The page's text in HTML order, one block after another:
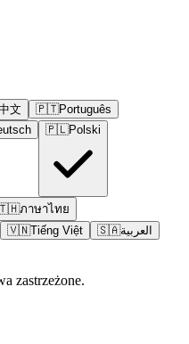
文 🇵🇹Português
🇵🇱Polski
ภาษาไทย
🇻🇳Tiếng Việt 🇸🇦العربية
zastrzeżone.